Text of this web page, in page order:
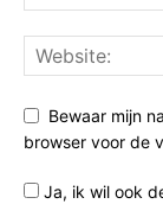
Bewaar mijn
browser voor de
Ja, ik wil ook